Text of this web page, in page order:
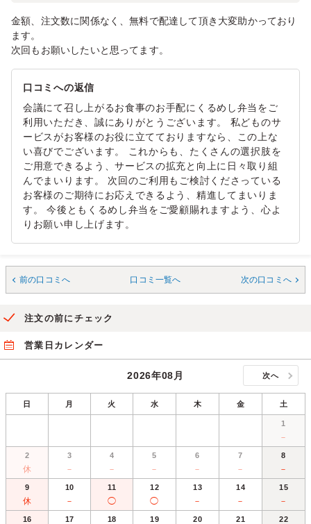
金額、注文数に関係なく、無料で配達して頂き大変助かっており
ます。
次回もお願いしたいと思ってます。
口コミへの返信
会議にて召し上がるお食事のお手配にくるめし弁当をご
利用いただき、誠にありがとうございます。 私どものサ
ービスがお客様のお役に立てておりますなら、この上な
い喜びでございます。 これからも、たくさんの選択肢を
ご用意できるよう、サービスの拡充と向上に日々取り組
んでまいります。 次回のご利用もご検討くださっている
お客様のご期待にお応えできるよう、精進してまいりま
す。 今後ともくるめし弁当をご愛顧賜れますよう、心よ
りお願い申し上げます。
前の口コミへ 口コミ一覧へ 次の口コミへ
注文の前にチェック
営業日カレンダー
2026年08月 次へ
日 月 火 水 木 金 土
1
－
2
休
3
－
4
－
5
－
6
－
7
－
8
－
9
休
10
－
11
◯
12
◯
13
－
14
－
15
－
16 17 18 19 20 21 22